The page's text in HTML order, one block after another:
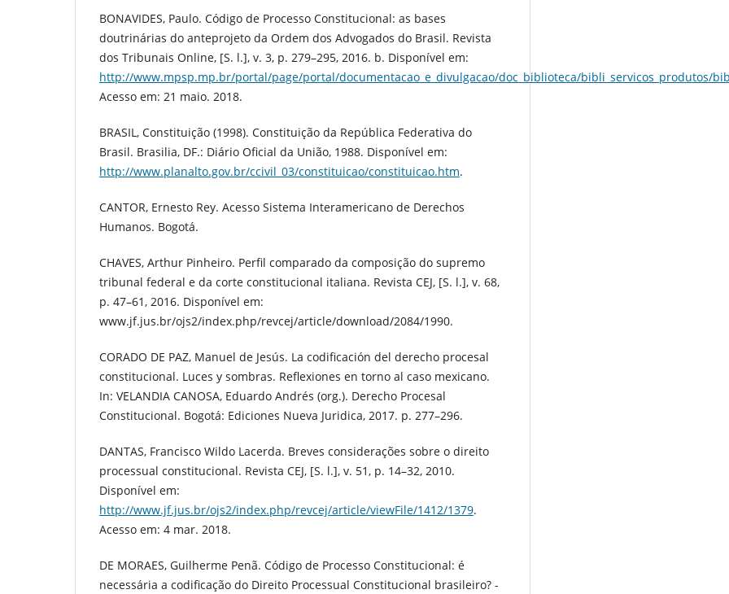
BONAVIDES, Paulo. Código de Processo Constitucional: as bases
doutrinárias do anteprojeto da Ordem dos Advogados do Brasil. Revista
dos Tribunais Online, [S. l.], v. 3, p. 279–295, 2016. b. Disponível em:
http://www.mpsp.mp.br/portal/page/portal/documentacao_e_divulgacao/doc_biblioteca/bibli_servicos_produtos/
Acesso em: 21 maio. 2018.
BRASIL, Constituição (1998). Constituição da República Federativa do
Brasil. Brasilia, DF.: Diário Oficial da União, 1988. Disponível em:
http://www.planalto.gov.br/ccivil_03/constituicao/constituicao.htm.
CANTOR, Ernesto Rey. Acesso Sistema Interamericano de Derechos
Humanos. Bogotá.
CHAVES, Arthur Pinheiro. Perfil comparado da composição do supremo
tribunal federal e da corte constitucional italiana. Revista CEJ, [S. l.], v. 68,
p. 47–61, 2016. Disponível em:
www.jf.jus.br/ojs2/index.php/revcej/article/download/2084/1990.
CORADO DE PAZ, Manuel de Jesús. La codificación del derecho procesal
constitucional. Luces y sombras. Reflexiones en torno al caso mexicano.
In: VELANDIA CANOSA, Eduardo Andrés (org.). Derecho Procesal
Constitucional. Bogotá: Ediciones Nueva Juridica, 2017. p. 277–296.
DANTAS, Francisco Wildo Lacerda. Breves considerações sobre o direito
processual constitucional. Revista CEJ, [S. l.], v. 51, p. 14–32, 2010.
Disponível em:
http://www.jf.jus.br/ojs2/index.php/revcej/article/viewFile/1412/1379.
Acesso em: 4 mar. 2018.
DE MORAES, Guilherme Penã. Código de Processo Constitucional: é
necessária a codificação do Direito Processual Constitucional brasileiro? -